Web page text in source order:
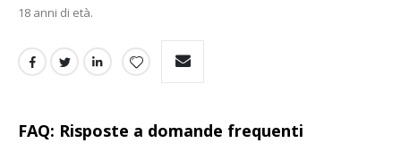
18 anni di età.
FAQ: Risposte a domande frequenti